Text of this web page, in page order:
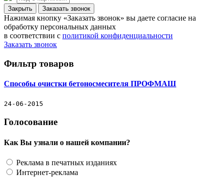
Закрыть Заказать звонок
Нажимая кнопку «Заказать звонок» вы даете согласие на
обработку персональных данных
в соответствии с политикой конфиденциальности
Заказать звонок
Фильтр товаров
Способы очистки бетоносмесителя ПРОФМАШ
24-06-2015
Голосование
Как Вы узнали о нашей компании?
Реклама в печатных изданиях
Интернет-реклама